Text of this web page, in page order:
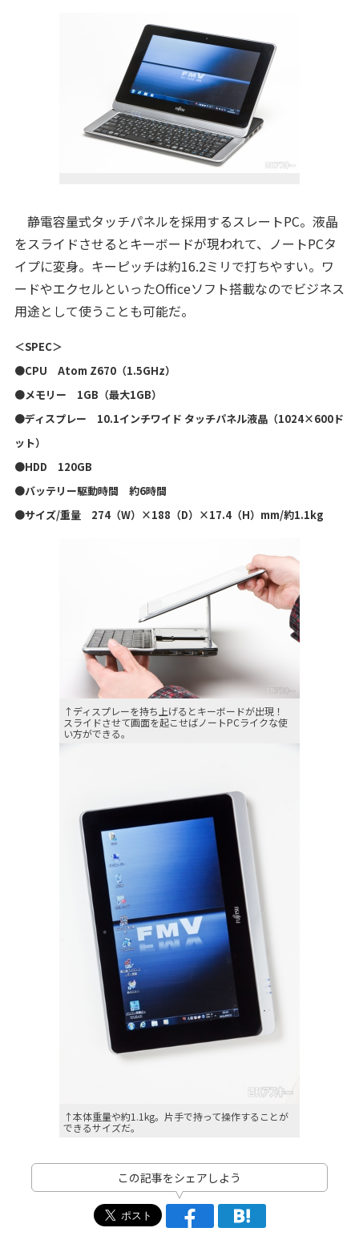
静電容量式タッチパネルを採用するスレートPC。液晶
をスライドさせるとキーボードが現われて、ノートPCタ
イプに変身。キーピッチは約16.2ミリで打ちやすい。ワ
ードやエクセルといったOfficeソフト搭載なのでビジネス
用途として使うことも可能だ。
＜SPEC＞
●CPU Atom Z670（1.5GHz）
●メモリー 1GB（最大1GB）
●ディスプレー 10.1インチワイド タッチパネル液晶（1024×600ド
ット）
●HDD 120GB
●バッテリー駆動時間 約6時間
●サイズ/重量 274（W）×188（D）×17.4（H）mm/約1.1kg
↑ディスプレーを持ち上げるとキーボードが出現！
スライドさせて画面を起こせばノートPCライクな使
い方ができる。
↑本体重量や約1.1kg。片手で持って操作することが
できるサイズだ。
この記事をシェアしよう